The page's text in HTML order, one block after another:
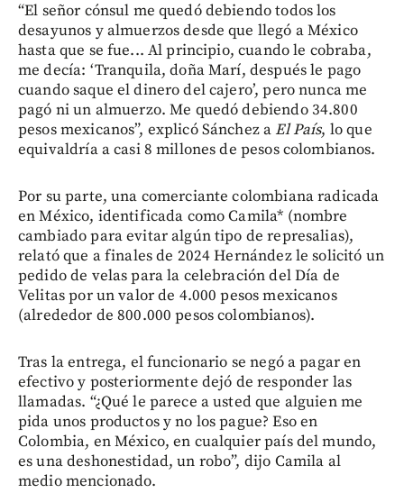
“El señor cónsul me quedó debiendo todos los
desayunos y almuerzos desde que llegó a México
hasta que se fue... Al principio, cuando le cobraba,
me decía: ‘Tranquila, doña Marí, después le pago
cuando saque el dinero del cajero’, pero nunca me
pagó ni un almuerzo. Me quedó debiendo 34.800
pesos mexicanos”, explicó Sánchez aEl País, lo que
equivaldría a casi 8 millones de pesos colombianos.
Por su parte, una comerciante colombiana radicada
en México, identificada como Camila* (nombre
cambiado para evitar algún tipo de represalias),
relató que a finales de 2024 Hernández le solicitó un
pedido de velas para la celebración del Día de
Velitas por un valor de 4.000 pesos mexicanos
(alrededor de 800.000 pesos colombianos).
Tras la entrega, el funcionario se negó a pagar en
efectivo y posteriormente dejó de responder las
llamadas. “¿Qué le parece a usted que alguien me
pida unos productos y no los pague? Eso en
Colombia, en México, en cualquier país del mundo,
es una deshonestidad, un robo”, dijo Camila al
medio mencionado.